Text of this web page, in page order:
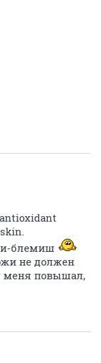
блемиш
не должен
меня повышал,